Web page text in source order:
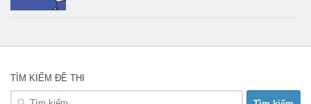
TÌM KIẾM ĐỀ THI
Tìm